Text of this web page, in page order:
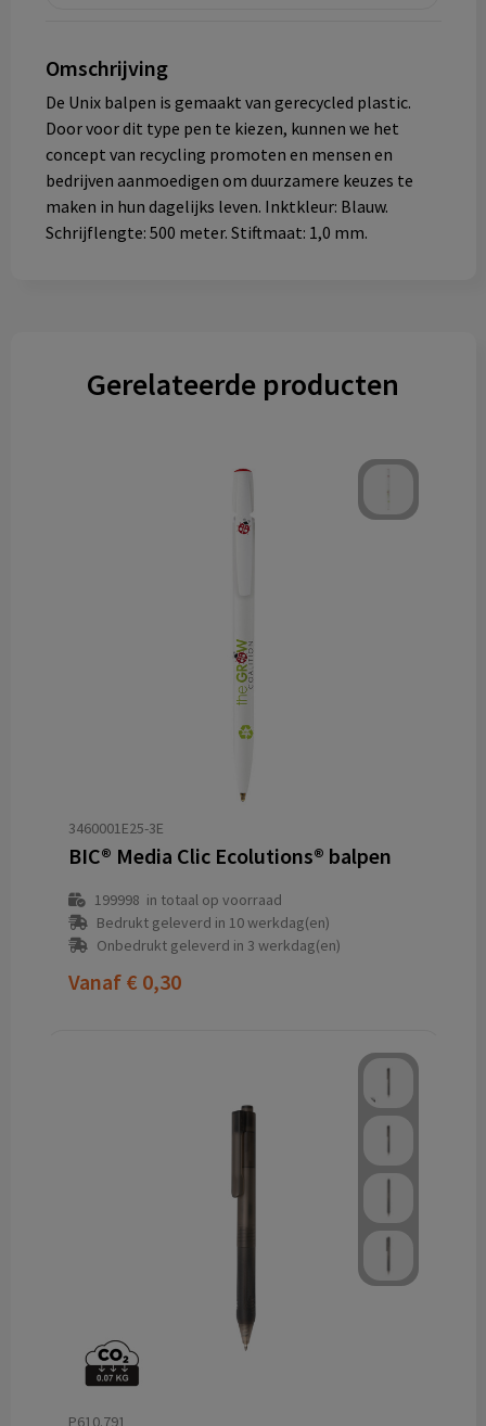
Omschrijving
De Unix balpen is gemaakt van gerecycled plastic.
Door voor dit type pen te kiezen, kunnen we het
concept van recycling promoten en mensen en
bedrijven aanmoedigen om duurzamere keuzes te
maken in hun dagelijks leven. Inktkleur: Blauw.
Schrijflengte: 500 meter. Stiftmaat: 1,0 mm.
Gerelateerde producten
3460001E25-3E
BIC® Media Clic Ecolutions® balpen
199998 in totaal op voorraad
Bedrukt geleverd in 10 werkdag(en)
Onbedrukt geleverd in 3 werkdag(en)
Vanaf € 0,30
P610.791